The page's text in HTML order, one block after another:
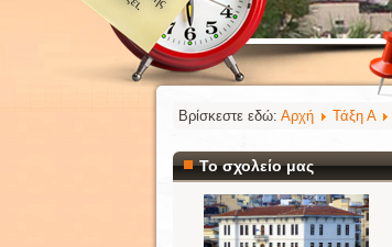
Βρίσκεστε εδώ: Αρχή Τάξη Α
Το σχολείο μας